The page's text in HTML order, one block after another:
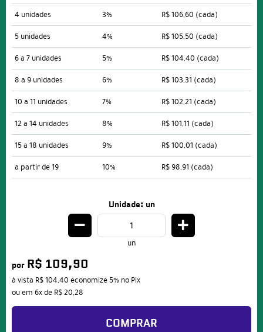
4 unidades
3% R$ 106,60 (cada)
5 unidades
4% R$ 105,50 (cada)
6 a 7 unidades
5% R$ 104,40 (cada)
8 a 9 unidades
6% R$ 103,31 (cada)
10 a 11 unidades
7% R$ 102,21 (cada)
12 a 14 unidades
8% R$ 101,11 (cada)
15 a 18 unidades
9% R$ 100,01 (cada)
a partir de 19
10% R$ 98,91 (cada)
Unidade: un
un
por R$ 109,90
à vista R$ 104,40 economize 5% no Pix
ou em 6xde R$ 20,28
COMPRAR